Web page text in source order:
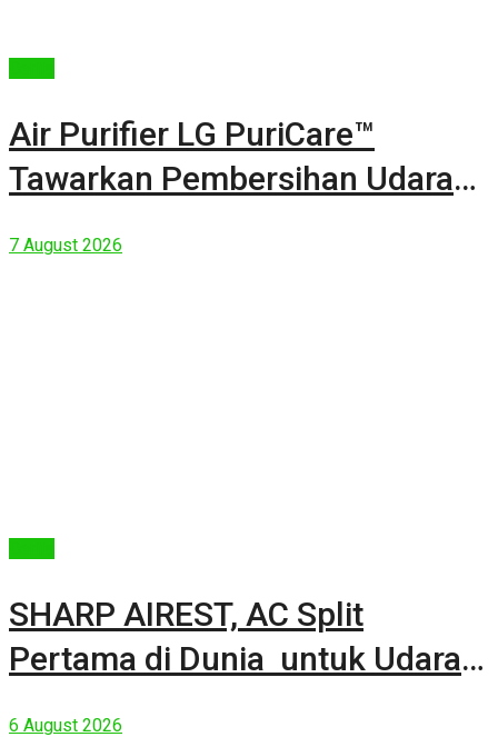
Air Purifier LG PuriCare™
Tawarkan Pembersihan Udara
7 August 2026
SHARP AIREST, AC Split
Pertama di Dunia untuk Udara
6 August 2026